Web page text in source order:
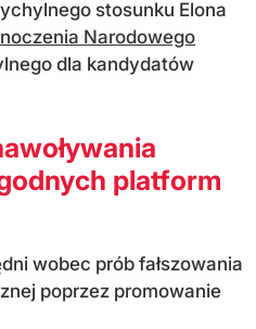
stosunku Elona
Narodowego
dla kandydatów
platform
wobec prób fałszowania
poprzez promowanie